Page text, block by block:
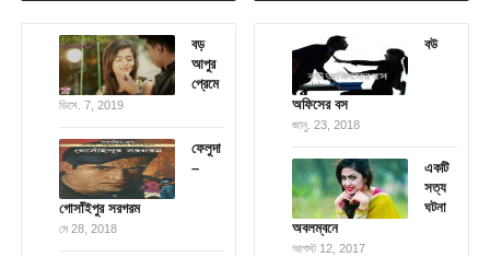
বড়
আপুর
প্রেমে
ডিসে. 7, 2019
ফেলুদা
–
গোসাঁইপুর সরগরম
মে 28, 2018
বউ
অফিসের বস
জানু. 23, 2018
একটি
সত্য
ঘটনা
অবলম্বনে
আগস্ট 12, 2017